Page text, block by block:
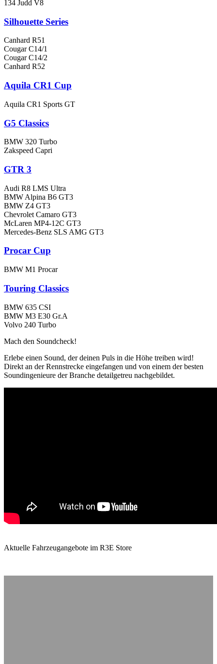
134 Judd V8
Silhouette Series
Canhard R51
Cougar C14/1
Cougar C14/2
Canhard R52
Aquila CR1 Cup
Aquila CR1 Sports GT
G5 Classics
BMW 320 Turbo
Zakspeed Capri
GTR 3
Audi R8 LMS Ultra
BMW Alpina B6 GT3
BMW Z4 GT3
Chevrolet Camaro GT3
McLaren MP4-12C GT3
Mercedes-Benz SLS AMG GT3
Procar Cup
BMW M1 Procar
Touring Classics
BMW 635 CSI
BMW M3 E30 Gr.A
Volvo 240 Turbo
Mach den Soundcheck!
Erlebe einen Sound, der deinen Puls in die Höhe treiben wird!
Direkt an der Rennstrecke eingefangen und von einem der besten
Soundingenieure der Branche detailgetreu nachgebildet.
Aktuelle Fahrzeugangebote im R3E Store